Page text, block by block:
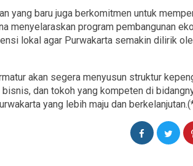
yang baru juga berkomitmen untuk
menyelaraskan program pembangunan
lokal agar Purwakarta semakin dilirik
akan segera menyusun struktur
dan tokoh yang kompeten di
yang lebih maju dan